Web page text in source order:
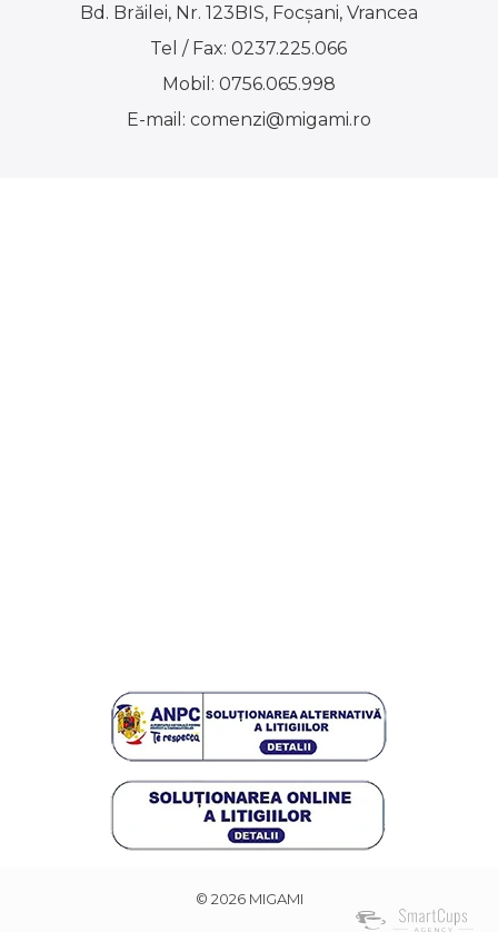
Bd. Brăilei, Nr. 123BIS, Focşani, Vrancea
Tel / Fax:0237.225.066
Mobil: 0756.065.998
E-mail: comenzi@migami.ro
© 2026 MIGAMI